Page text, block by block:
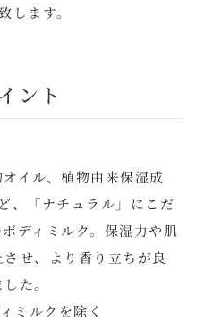
します。
ント
イル、植物由来保湿成
、「ナチュラル」にこだ
ディミルク。保湿力や肌
せ、より香り立ちが良
た。
ミルクを除く